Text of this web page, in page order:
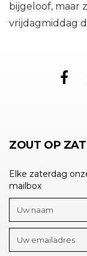
bijgeloof, maar
vrijdagmiddag
ZOUT OP
Elke zaterdag
mailbox